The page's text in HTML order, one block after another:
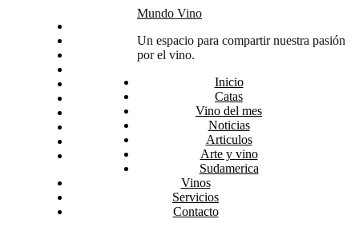
Arte y vino
Sudamerica
Mundo Vino
Un espacio para compartir nuestra pasión
por el vino.
Inicio
Catas
Vino del mes
Noticias
Articulos
Arte y vino
Sudamerica
Vinos
Servicios
Contacto